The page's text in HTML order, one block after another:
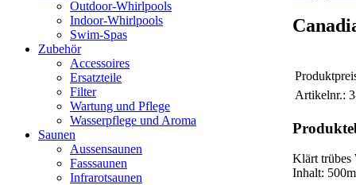
Artikelnr.:
Klärt trübes
Inhalt:
Outdoor-Whirlpools
Indoor-Whirlpools
Swim-Spas
Zubehör
Accessoires
Ersatzteile
Filter
Wartung und Pflege
Wasserpflege und Aroma
Saunen
Aussensaunen
Fasssaunen
Infrarotsaunen